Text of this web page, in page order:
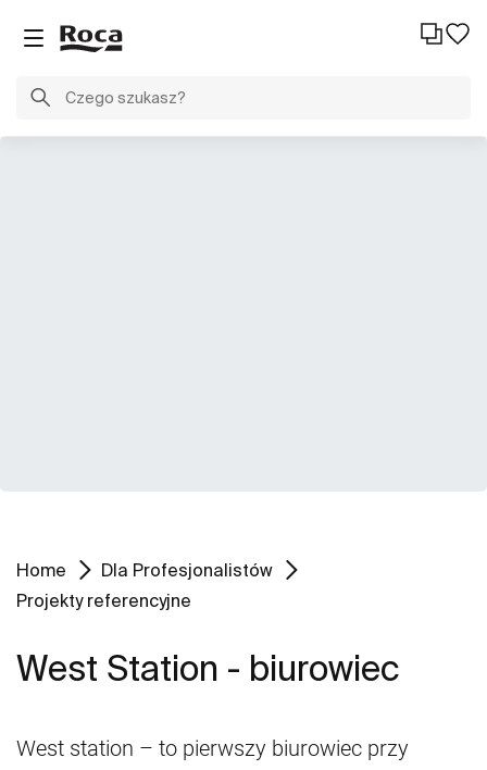
Home
Dla Profesjonalistów
Projekty referencyjne
West Station - biurowiec
West station – to pierwszy biurowiec przy